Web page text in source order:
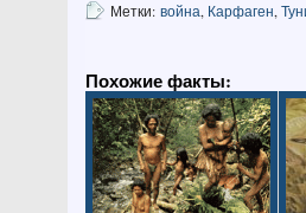
Метки: война, Карфаген,
Похожие факты: